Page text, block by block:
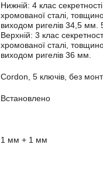
Нижній: 4 клас
хромованої сталі,
виходом ригелів 34,5 мм.
Верхній: 3 клас
хромованої сталі,
виходом ригелів 36 мм.
Cordon, 5 ключів, без
Встановлено
1 мм + 1 мм